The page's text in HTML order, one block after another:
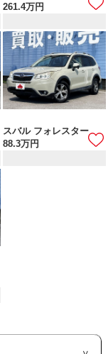
261.4万円
スバル フォレスター
88.3万円